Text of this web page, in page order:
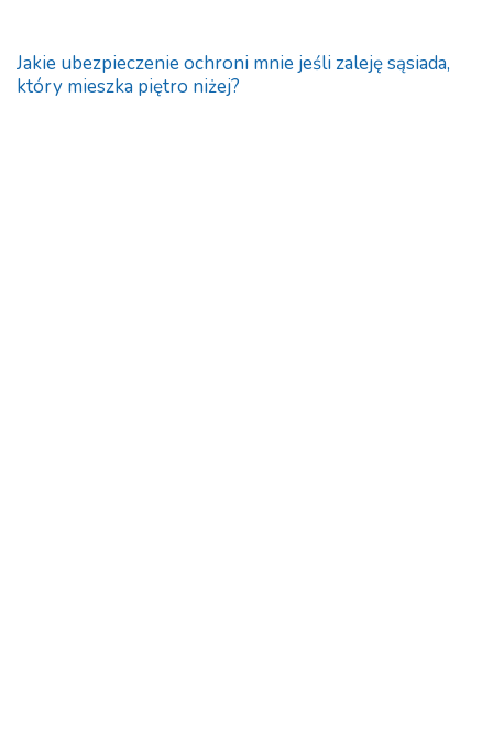
Jakie ubezpieczenie ochroni mnie jeśli zaleję sąsiada,
który mieszka piętro niżej?